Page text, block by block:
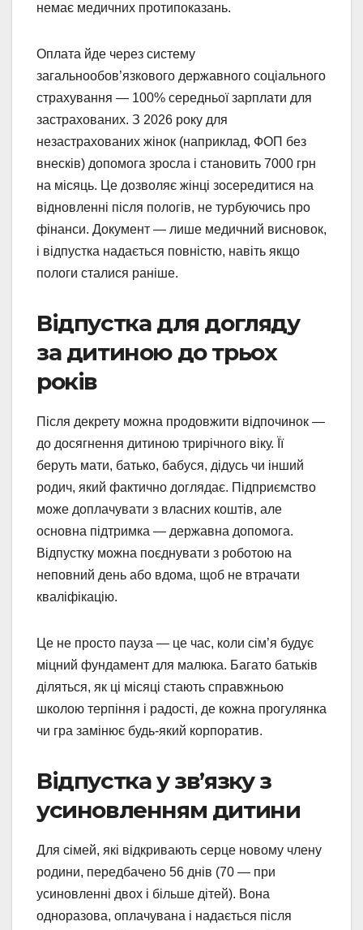
немає медичних протипоказань.
Оплата йде через систему
загальнообов’язкового державного соціального
страхування — 100% середньої зарплати для
застрахованих. З 2026 року для
незастрахованих жінок (наприклад, ФОП без
внесків) допомога зросла і становить 7000 грн
на місяць. Це дозволяє жінці зосередитися на
відновленні після пологів, не турбуючись про
фінанси. Документ — лише медичний висновок,
і відпустка надається повністю, навіть якщо
пологи сталися раніше.
Відпустка для догляду
за дитиною до трьох
років
Після декрету можна продовжити відпочинок —
до досягнення дитиною трирічного віку. Її
беруть мати, батько, бабуся, дідусь чи інший
родич, який фактично доглядає. Підприємство
може доплачувати з власних коштів, але
основна підтримка — державна допомога.
Відпустку можна поєднувати з роботою на
неповний день або вдома, щоб не втрачати
кваліфікацію.
Це не просто пауза — це час, коли сім’я будує
міцний фундамент для малюка. Багато батьків
діляться, як ці місяці стають справжньою
школою терпіння і радості, де кожна прогулянка
чи гра замінює будь-який корпоратив.
Відпустка у зв’язку з
усиновленням дитини
Для сімей, які відкривають серце новому члену
родини, передбачено 56 днів (70 — при
усиновленні двох і більше дітей). Вона
одноразова, оплачувана і надається після